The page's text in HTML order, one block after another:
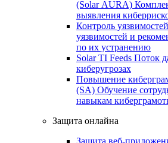
(Solar AURA)
выявления
Контроль
уязвимостей и
по их устранению
Solar TI Feeds Поток
киберугрозах
Повышение
(SA) Обучение
навыкам
Защита онлайна
Защита веб-